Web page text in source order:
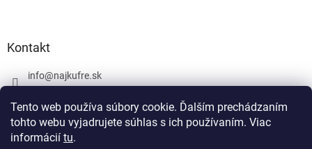
Tento web používa súbory cookie. Ďalším prechádzaním
tohto webu vyjadrujete súhlas s ich používaním. Viac
informácií tu.
Kontakt
info@najkufre.sk
Facebook